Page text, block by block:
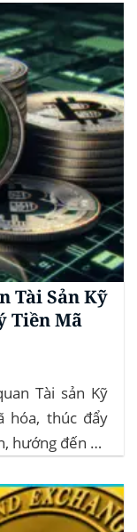
(BTC) lần đầu
Tài Sản Kỹ
Tiền Mã
Tài sản Kỹ
hóa, thúc đẩy
hướng đến hệ